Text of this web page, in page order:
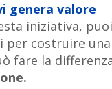
genera valore
iniziativa,
per costruire
fare la